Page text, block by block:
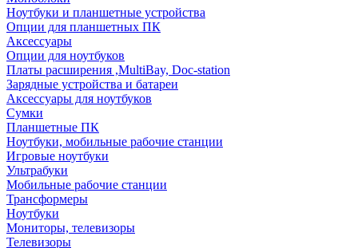
Ноутбуки и планшетные устройства
Опции для планшетных ПК
Аксессуары
Опции для ноутбуков
Платы расширения ,MultiBay, Doc-station
Зарядные устройства и батареи
Аксессуары для ноутбуков
Сумки
Планшетные ПК
Ноутбуки, мобильные рабочие станции
Игровые ноутбуки
Ультрабуки
Мобильные рабочие станции
Трансформеры
Ноутбуки
Мониторы, телевизоры
Телевизоры